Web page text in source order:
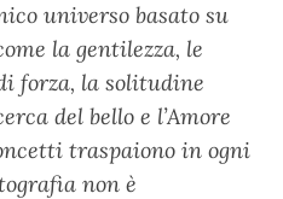
universo basato su
la gentilezza, le
forza, la solitudine
del bello e l’Amore
traspaiono in ogni
non è